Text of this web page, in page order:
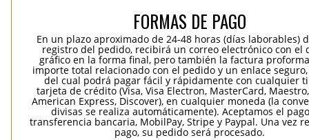
FORMAS DE PAGO
En un plazo aproximado de 24-48 horas (días laborables)
registro del pedido, recibirá un correo electrónico con el
gráfico en la forma final, pero también la factura
importe total relacionado con el pedido y un enlace
del cual podrá pagar fácil y rápidamente con cualquier
tarjeta de crédito (Visa, Visa Electron, MasterCard,
American Express, Discover), en cualquier moneda (la
divisas se realiza automáticamente). Aceptamos el
transferencia bancaria, MobilPay, Stripe y Paypal. Una vez
pago, su pedido será procesado.